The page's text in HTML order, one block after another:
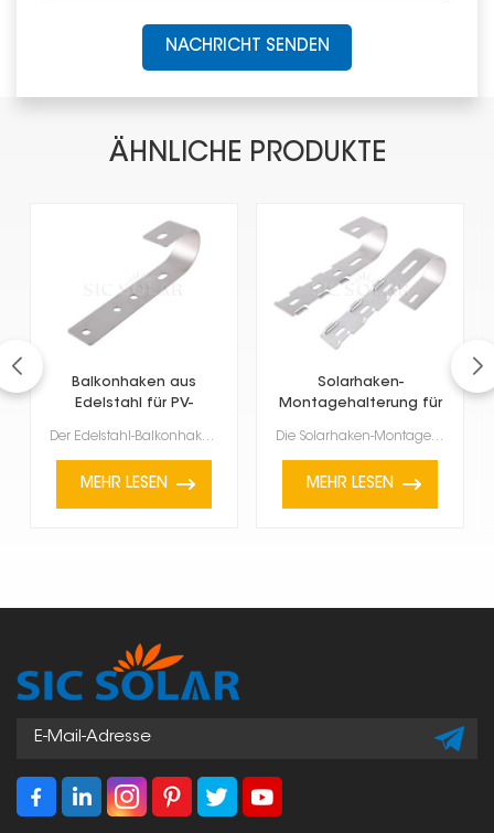
NACHRICHT SENDEN
ÄHNLICHE PRODUKTE
Balkonhaken aus
Edelstahl für PV-
Der Edelstahl-Balkonhaken für PV-Module dient zur Befestigung von Solarmodulen an Balkongeländern od...
MEHR LESEN
Solarhaken-
Montagehalterung für
Die Solarhaken-Montagehalterung für Balkone ist eine praktische und innovative Möglichkeit, Solarmod...
MEHR LESEN